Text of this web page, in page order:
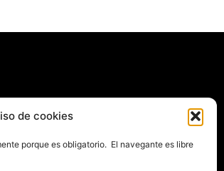
de cookies
porque es obligatorio. El navegante es libre